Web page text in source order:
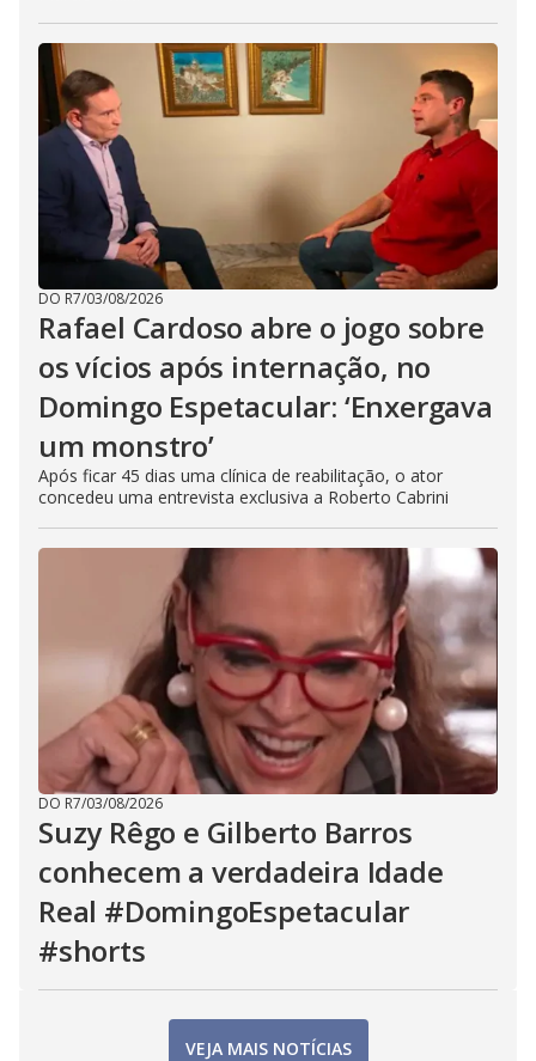
DO R7/03/08/2026
Rafael Cardoso abre o jogo sobre
os vícios após internação, no
Domingo Espetacular: ‘Enxergava
um monstro’
Após ficar 45 dias uma clínica de reabilitação, o ator
concedeu uma entrevista exclusiva a Roberto Cabrini
DO R7/03/08/2026
Suzy Rêgo e Gilberto Barros
conhecem a verdadeira Idade
Real #DomingoEspetacular
#shorts
VEJA MAIS NOTÍCIAS